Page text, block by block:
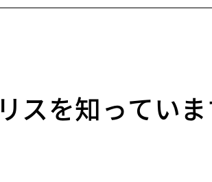
スを知ってい